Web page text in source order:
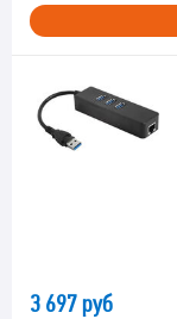
3 697 руб